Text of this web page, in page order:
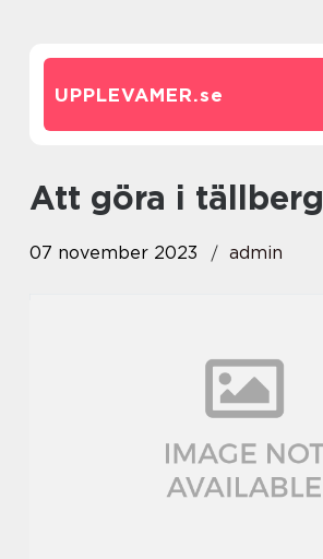
UPPLEVAMER.se
att göra i tällberg
07 november 2023 admin